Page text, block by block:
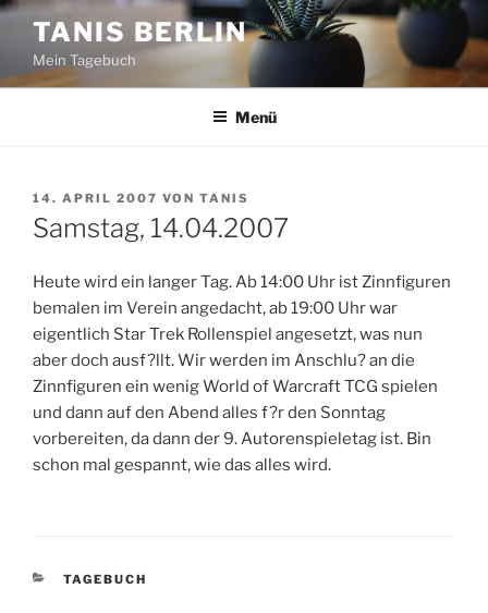
Zum
Inhalt
springen
TANIS BERLIN
Mein Tagebuch
Menü
VERÖFFENTLICHT
AM
14. APRIL 2007 VON TANIS
Samstag, 14.04.2007
Heute wird ein langer Tag. Ab 14:00 Uhr ist Zinnfiguren
bemalen im Verein angedacht, ab 19:00 Uhr war
eigentlich Star Trek Rollenspiel angesetzt, was nun
aber doch ausf?llt. Wir werden im Anschlu? an die
Zinnfiguren ein wenig World of Warcraft TCG spielen
und dann auf den Abend alles f?r den Sonntag
vorbereiten, da dann der 9. Autorenspieletag ist. Bin
schon mal gespannt, wie das alles wird.
KATEGORIEN
TAGEBUCH